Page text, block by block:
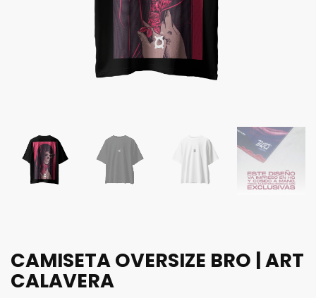
CAMISETA OVERSIZE BRO | ART
CALAVERA